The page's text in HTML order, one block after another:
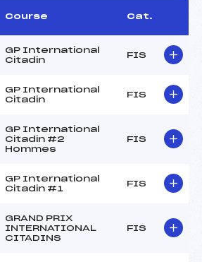
Course Cat.
GP International
Citadin
FIS
GP International
Citadin
FIS
GP International
Citadin #2
Hommes
FIS
GP International
Citadin #1
FIS
GRAND PRIX
INTERNATIONAL
CITADINS
FIS